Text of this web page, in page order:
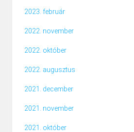
2023. február
2022. november
2022. október
2022. augusztus
2021. december
2021. november
2021. október